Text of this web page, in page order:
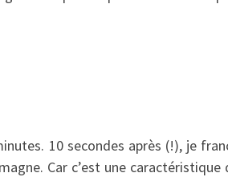
10 secondes après (!), je
Car c’est une caractéristique